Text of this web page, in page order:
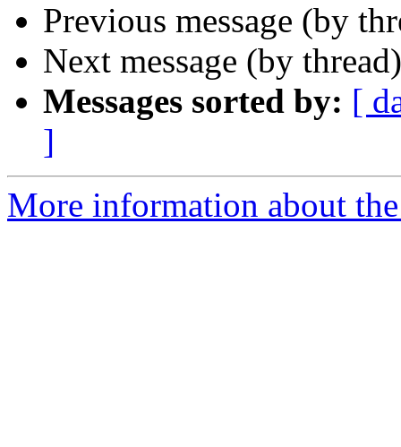
Previous message (by
Next message (by
Messages sorted by: [
]
More information about